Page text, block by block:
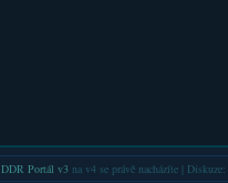
DDR Portál v3na v4 se právě nacházíte | Diskuze: